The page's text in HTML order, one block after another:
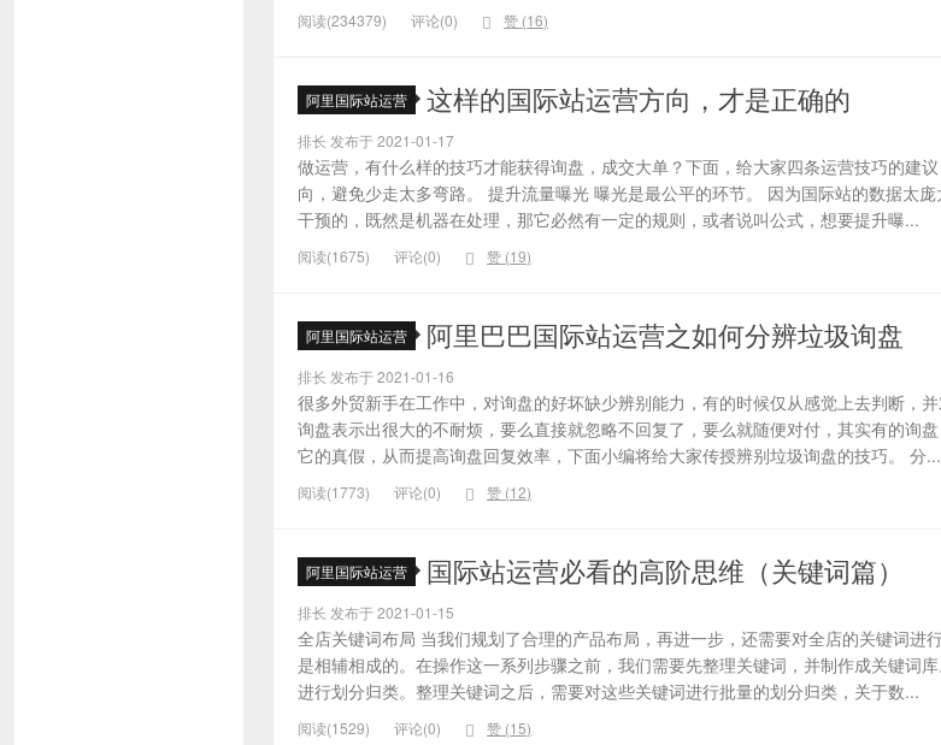
阅读(234379) 评论(0) 赞 (16)
阿里国际站运营 这样的国际站运营方向，才是正确的
排长 发布于 2021-01-17
做运营，有什么样的技巧才能获得询盘，成交大单？下面，给大家四条运营技巧的建
向，避免少走太多弯路。 提升流量曝光 曝光是最公平的环节。 因为国际站的数据太
干预的，既然是机器在处理，那它必然有一定的规则，或者说叫公式，想要提升曝...
阅读(1675) 评论(0) 赞 (19)
阿里国际站运营 阿里巴巴国际站运营之如何分辨垃圾询盘
排长 发布于 2021-01-16
很多外贸新手在工作中，对询盘的好坏缺少辨别能力，有的时候仅从感觉上去判断，
询盘表示出很大的不耐烦，要么直接就忽略不回复了，要么就随便对付，其实有的询
它的真假，从而提高询盘回复效率，下面小编将给大家传授辨别垃圾询盘的技巧。 分...
阅读(1773) 评论(0) 赞 (12)
阿里国际站运营 国际站运营必看的高阶思维（关键词篇）
排长 发布于 2021-01-15
全店关键词布局 当我们规划了合理的产品布局，再进一步，还需要对全店的关键词进
是相辅相成的。在操作这一系列步骤之前，我们需要先整理关键词，并制作成关键词
进行划分归类。整理关键词之后，需要对这些关键词进行批量的划分归类，关于数...
阅读(1529) 评论(0) 赞 (15)